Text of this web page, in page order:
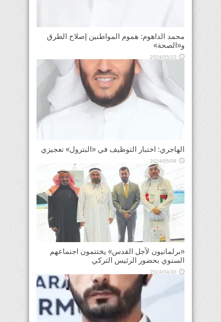
محمد الداهوم: هموم المواطنين إصلاح الطرق
و«الصحة»
2024/05/10
الهاجري: اختبار التوظيف في «البترول» تعجيزي
2024/05/08
«برلمانيون لأجل القدس» يختتمون اجتماعهم
السنوي بحضور الرئيس التركي
2024/04/30